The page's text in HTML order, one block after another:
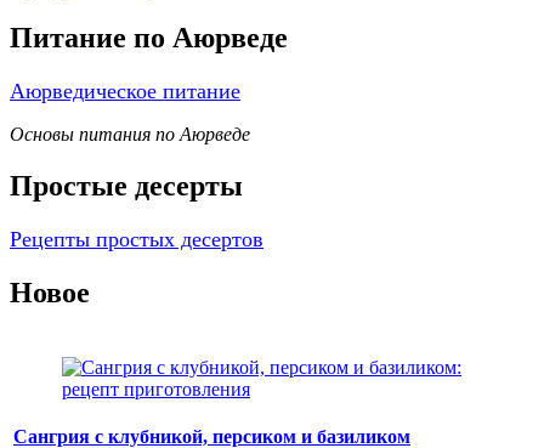
Питание по Аюрведе
Аюрведическое питание
Основы питания по Аюрведе
Простые десерты
Рецепты простых десертов
Новое
Сангрия с клубникой, персиком и базиликом